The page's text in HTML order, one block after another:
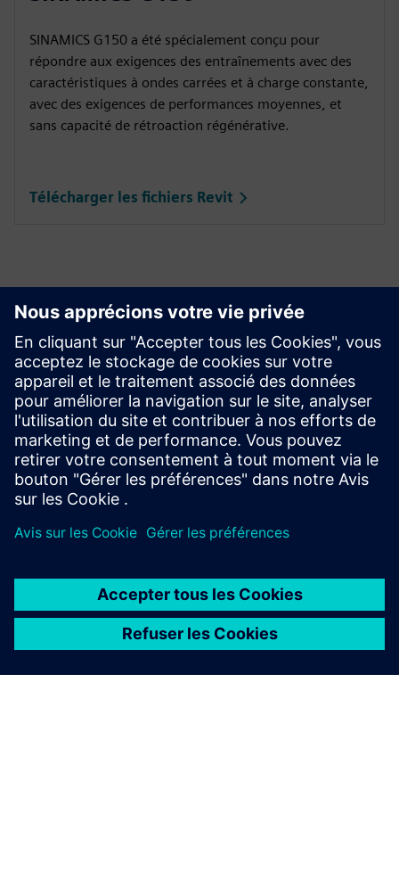
SINAMICS G150 a été spécialement conçu pour
répondre aux exigences des entraînements avec des
caractéristiques à ondes carrées et à charge constante,
avec des exigences de performances moyennes, et
sans capacité de rétroaction régénérative.
Télécharger les fichiers Revit
Commencer
Nous contacter